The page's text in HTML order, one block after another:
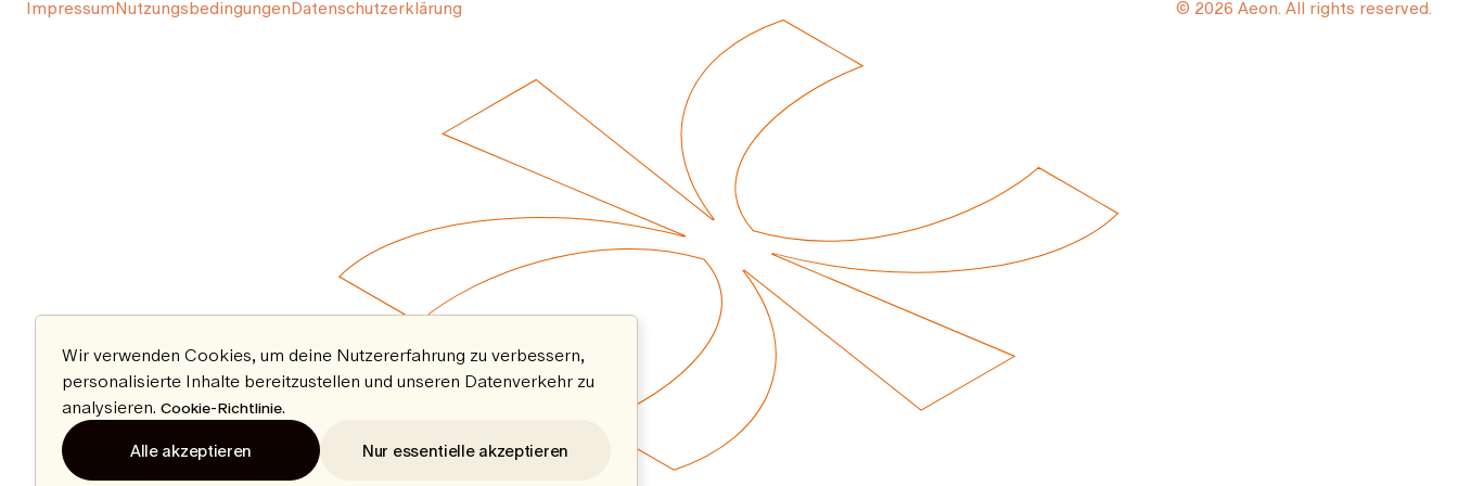
ImpressumNutzungsbedingungenDatenschutzerklärung © 2026 Aeon. All rights reserved.
Wir verwenden Cookies, um deine Nutzererfahrung zu verbessern,
personalisierte Inhalte bereitzustellen und unseren Datenverkehr zu
analysieren. Cookie-Richtlinie.
Alle akzeptieren Nur essentielle akzeptieren